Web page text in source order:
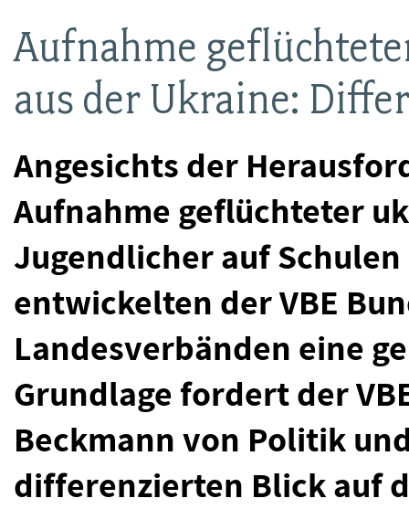
Aufnahme
aus der Ukraine:
Angesichts der
Aufnahme geflüchteter
Jugendlicher auf
entwickelten der VBE
Landesverbänden eine
Grundlage fordert der
Beckmann von Politik
differenzierten Blick auf